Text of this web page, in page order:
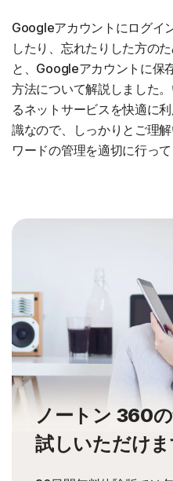
Googleアカウントにログイ
したり、忘れたりした方の
と、Googleアカウントに保
方法について解説しました
るネットサービスを快適に
識なので、しっかりとご理
ワードの管理を適切に行って
ノートン 360
試しいただけ